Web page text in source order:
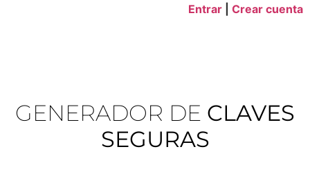
Entrar
Crear cuenta
GENERADOR DE CLAVES
SEGURAS